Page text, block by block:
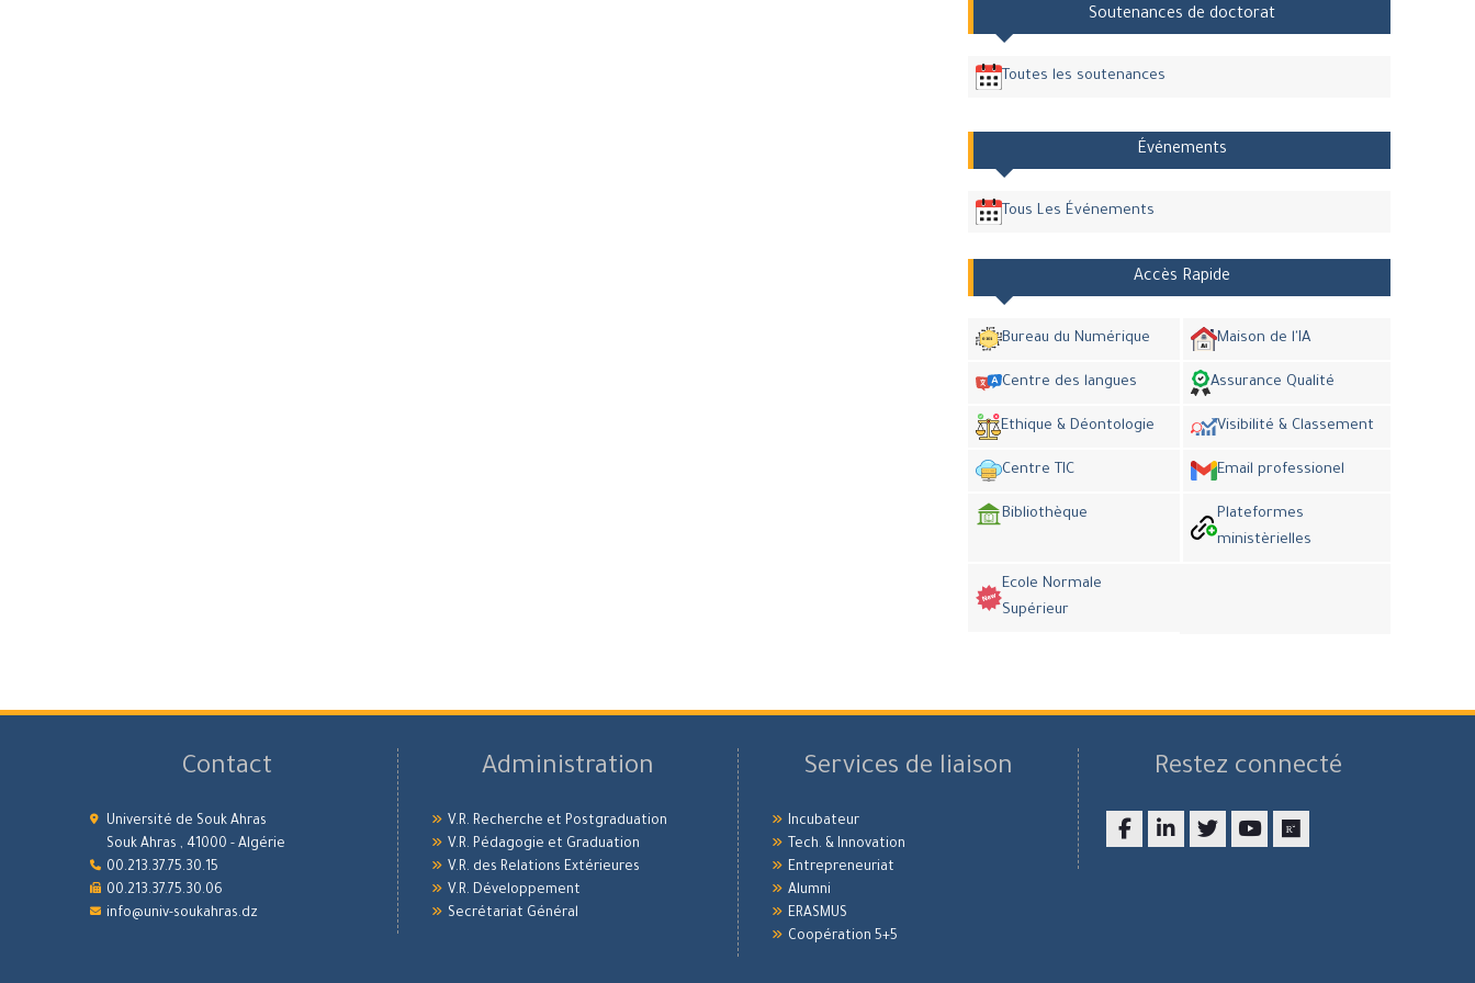
Soutenances de doctorat
Toutes les soutenances
Événements
Tous Les Événements
Accès Rapide
Bureau du Numérique Maison de l'IA
Centre des langues Assurance Qualité
Ethique & Déontologie Visibilité & Classement
Centre TIC Email professionel
Bibliothèque
Plateformes
ministèrielles
Ecole Normale
Supérieur
Contact
Université de Souk Ahras
Souk Ahras , 41000 - Algérie
00.213.37.75.30.15
00.213.37.75.30.06
info@univ-soukahras.dz
Administration
V.R. Recherche et Postgraduation
V.R. Pédagogie et Graduation
V.R. des Relations Extérieures
V.R. Développement
Secrétariat Général
Services de liaison
Incubateur
Tech. & Innovation
Entrepreneuriat
Alumni
ERASMUS
Coopération 5+5
Restez connecté